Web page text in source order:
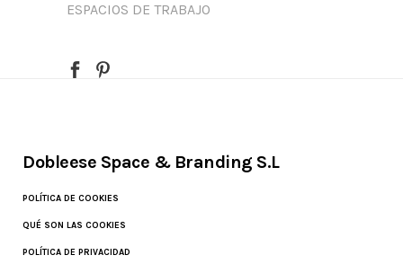
ESPACIOS DE TRABAJO
Dobleese Space & Branding S.L
POLÍTICA DE COOKIES
QUÉ SON LAS COOKIES
POLÍTICA DE PRIVACIDAD